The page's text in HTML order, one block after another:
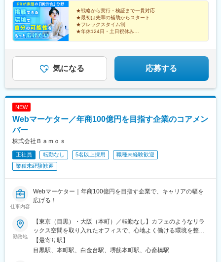
★戦略から実行・検証まで一貫対応
★最初は先輩の補助からスタート
★フレックスタイム制
★年休124日・土日祝休み
もっと成果を実感しやすい環境で。
気になる 応募する
NEW
Webマーケター／年商100億円を目指す企業のコアメン
バー
株式会社Ｂａｍｏｓ
正社員 転勤なし 5名以上採用
職種未経験歓迎
業種未経験歓迎
仕事内容
Webマーケター｜年商100億円を目指す企業で、キャリアの幅を
広げる！
勤務地
【東京（目黒）・大阪（本町）／転勤なし】カフェのようなリラ
ックス空間を取り入れたオフィスで、心地よく働ける環境を整え
ています。■東京本社東京都品川区上大崎3丁目5-8 アクロス目黒
タワー 2F＜アクセス＞・JR「目黒駅」より徒歩6分・東京メトロ
【最寄り駅】
目黒駅、本町駅、白金台駅、堺筋本町駅、心斎橋駅